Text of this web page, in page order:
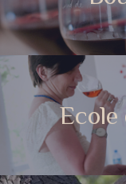
Ecole